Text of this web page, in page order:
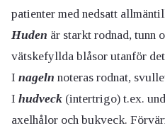
patienter med nedsatt
Huden är starkt rodnad, tunn
vätskefyllda blåsor utanför
I nageln noteras rodnat,
I hudveck (intertrigo) t.ex.
axelhålor och bukveck.